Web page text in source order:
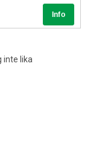
inte lika
sorts bakterie ska
rekommenderas